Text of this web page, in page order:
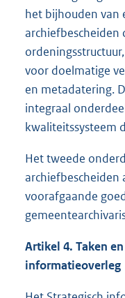
het bijhouden van
archiefbescheiden
voor doelmatige
en metadatering.
integraal
kwaliteitssysteem
Het tweede
voorafgaande
Artikel 4. Taken
informatieoverleg